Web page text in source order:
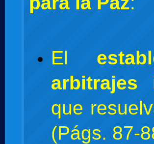
El
arbitrajes
que
(Págs. 87-